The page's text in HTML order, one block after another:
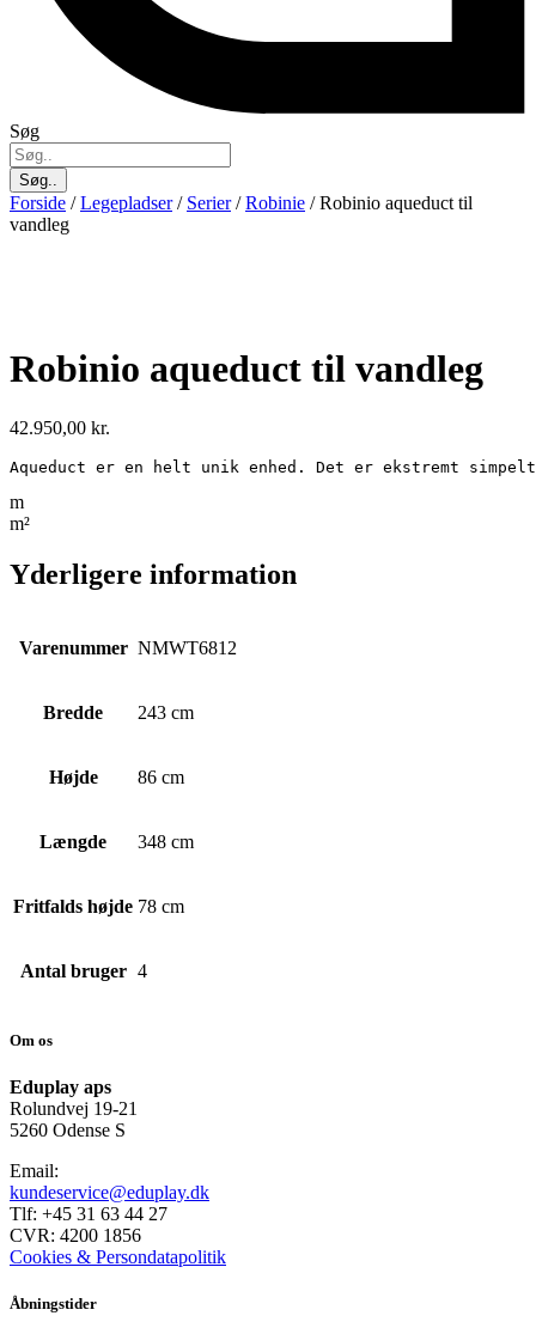
Søg
Søg..
Forside /Legepladser/ Serier/Robinie / Robinio aqueduct til
vandleg
Robinio aqueduct til vandleg
42.950,00 kr.
Aqueduct er en helt unik enhed. Det er ekstremt
m
m²
Yderligere information
Varenummer NMWT6812
Bredde 243 cm
Højde 86 cm
Længde 348 cm
Fritfalds højde 78 cm
Antal bruger 4
Om os
Eduplay aps
Rolundvej 19-21
5260 Odense S
Email:
kundeservice@eduplay.dk
Tlf: +45 31 63 44 27
CVR: 4200 1856
Cookies & Persondatapolitik
Åbningstider